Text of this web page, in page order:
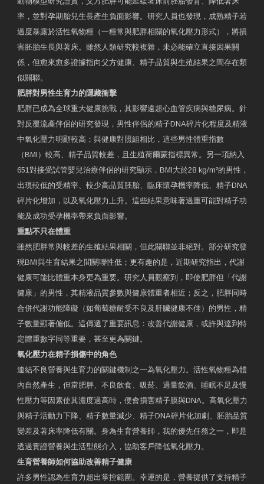
率，並對孕期胎兒生長產生負面影響。研究人員也發現，成熟精子若
過度暴露於活性氧物種（一種常與肥胖相關的氧化壓力形式），將損
害胚胎生長與著床。雖然人類研究較複雜，未必能確立直接因果關
係，但愈來愈多證據指向父方健康、精子品質與生殖結果之間存在類
似關聯。
肥胖對男性生育力的隱藏衝擊
肥胖已成為全球重大健康挑戰，其影響遠超心血管疾病與糖尿病。針
對反覆流產伴侶的研究發現，男性伴侶的精子DNA碎片化程度及精液
中氧化壓力明顯較高；與健康對照組相比，這些男性體重指數
（BMI）較高、精子品質較差，且生殖荷爾蒙指標異常。另一項納入
651對接受試管嬰兒治療伴侶的研究顯示，BMI大於28 kg/m²的男性，
出現較低的受精率、較少高品質胚胎、臨床懷孕機率降低、精子DNA
碎片化增加，以及氧化壓力上升。這些結果意味著過重可能對精子功
能及成功受孕機率帶來負面影響。
重點不只在體重
雖然肥胖常與較差的生殖結果相關，但此關聯並非絕對。部分研究發
現BMI與生育結果之間關聯性低；更有趣的是，近期研究指出，代謝
健康可能比體重本身更為重要。研究人員觀察到，即使肥胖但「代謝
健康」的男性，其精液品質參數與健康體重者相近；反之，肥胖同時
合併代謝功能障礙（如葡萄糖耐受不良及肝臟健康不佳）的男性，精
子數量顯著偏低。這傳遞了重要訊息：改善代謝健康，或許與達到特
定體重數字同等重要，甚至更為關鍵。
氧化壓力在精子損傷中的角色
連結不良營養與生育力的關鍵機制之一為氧化壓力。活性氧物種為體
內自然產生，但當肥胖、不良飲食、吸菸、過量飲酒、睡眠不足及慢
性壓力等因素使其濃度過高時，便會損害精子膜與DNA。高氧化壓力
與精子活動力下降、精子數量減少、精子DNA碎片化加劇、胚胎品質
變差及著床率降低有關。身為生育營養師，我的優先任務之一，即是
透過實證營養與生活型態介入，協助客戶降低氧化壓力。
生育營養師如何協助改善精子健康
許多男性認為生育力超出掌控範圍。幸運的是，營養提供了支持精子